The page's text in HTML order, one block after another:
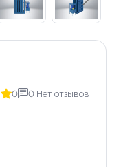
0 0 Нет отзывов